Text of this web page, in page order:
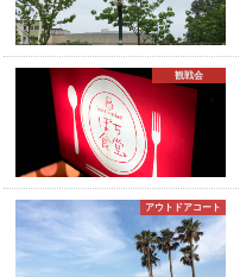
観戦会
アウトドアコート